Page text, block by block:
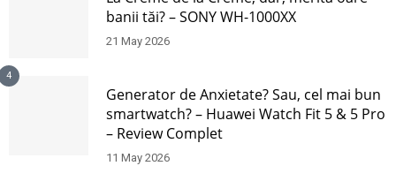
banii tăi? – SONY WH-1000XX
21 May 2026
4
Generator de Anxietate? Sau, cel mai bun
smartwatch? – Huawei Watch Fit 5 & 5 Pro
– Review Complet
11 May 2026